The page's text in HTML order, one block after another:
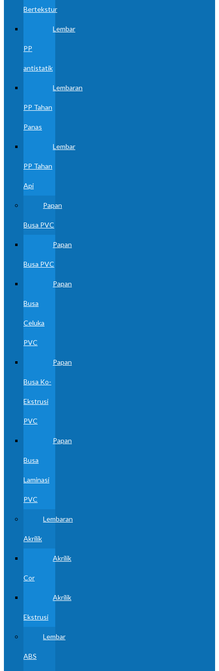
Bertekstur
Lembar
PP
antistatik
Lembaran
PP Tahan
Panas
Lembar
PP Tahan
Api
Papan
Busa PVC
Papan
Busa PVC
Papan
Busa
Celuka
PVC
Papan
Busa Ko-
Ekstrusi
PVC
Papan
Busa
Laminasi
PVC
Lembaran
Akrilik
Akrilik
Cor
Akrilik
Ekstrusi
Lembar
ABS